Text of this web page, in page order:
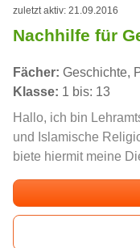
zuletzt aktiv: 21.09.2016
Nachhilfe für
Fächer: Geschichte,
Klasse: 1 bis: 13
Hallo, ich bin
und Islamische
biete hiermit meine